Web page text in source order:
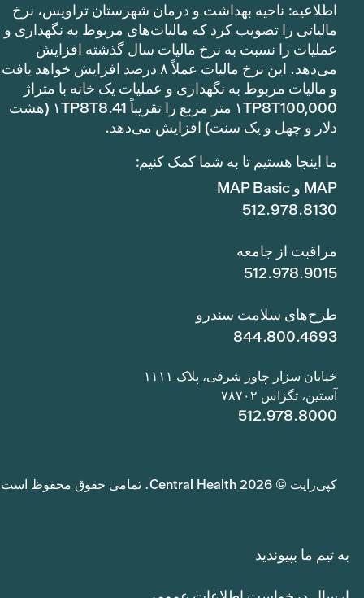
اطلاعیه: ناحیه بهداشت و درمان شهرستان تراویس، نرخ
مالیاتی را تصویب کرد که مالیات‌های مربوط به نگهداری و
عملیات را نسبت به نرخ مالیات سال گذشته افزایش
می‌دهد. این نرخ مالیات عملاً ۸ درصد افزایش خواهد یافت
و مالیات مربوط به نگهداری و عملیات یک خانه با متراژ
۱TP8T100,000 متر مربع را تقریباً ۱TP8T8.41 (هشت
دلار و چهل و یک سنت) افزایش می‌دهد.
ما اینجا هستیم تا به شما کمک کنیم:
MAP و MAP Basic
512.978.8130
مراقبت از جامعه
512.978.9015
طرح‌های سلامت سندرو
844.800.4693
خیابان سزار چاوز شرقی، پلاک ۱۱۱۱
آستین، تگزاس ۷۸۷۰۲
512.978.8000
کپی‌رایت © 2026 Central Health. تمامی حقوق محفوظ است.
به تیم ما بپیوندید